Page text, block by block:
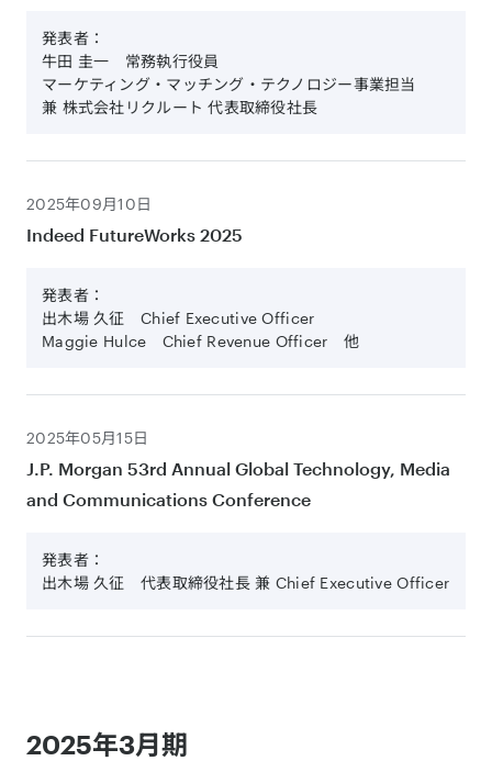
発表者：
牛田 圭一 常務執行役員
マーケティング・マッチング・テクノロジー事業担当
兼 株式会社リクルート 代表取締役社長
2025年09月10日
Indeed FutureWorks 2025
発表者：
出木場 久征 Chief Executive Officer
Maggie Hulce Chief Revenue Officer 他
2025年05月15日
J.P. Morgan 53rd Annual Global Technology, Media
and Communications Conference
発表者：
出木場 久征 代表取締役社長 兼 Chief Executive Officer
2025年3月期